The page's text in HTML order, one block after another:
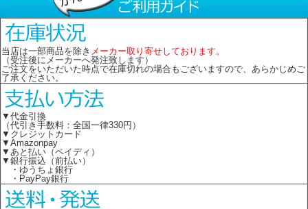
当店は一部商品を除き メーカー取り寄せしております。
（受注後にメーカーへ発注致します）
ご注文をいただいた時点で在庫切れの場合もございますので、あらかじめご
了承ください。
▼代金引換
（代引き手数料：全国一律330円）
▼クレジットカード
▼Amazonpay
▼あと払い（ペイディ）
▼銀行振込（前払い）
・ゆうちょ銀行
・PayPay銀行